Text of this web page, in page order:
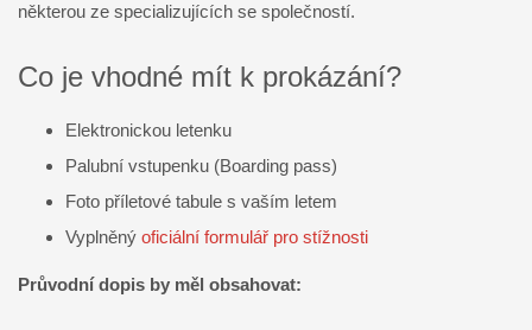
některou ze specializujících se společností.
Co je vhodné mít k prokázání?
Elektronickou letenku
Palubní vstupenku (Boarding pass)
Foto příletové tabule s vaším letem
Vyplněný oficiální formulář pro stížnosti
Průvodní dopis by měl obsahovat: